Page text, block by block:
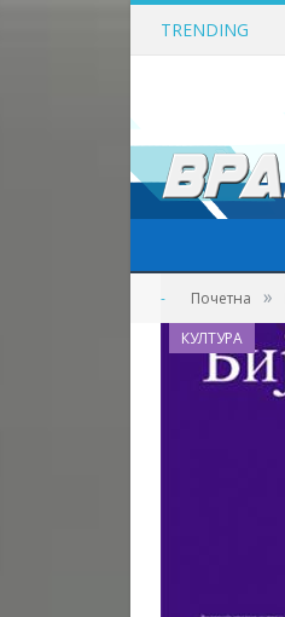
TRENDING
- Почетна »
КУЛТУРА